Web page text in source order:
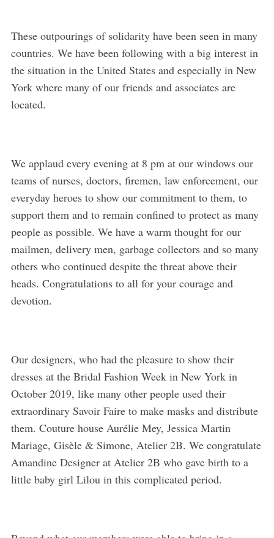
These outpourings of solidarity have been seen in many
countries. We have been following with a big interest in
the situation in the United States and especially in New
York where many of our friends and associates are
located.
We applaud every evening at 8 pm at our windows our
teams of nurses, doctors, firemen, law enforcement, our
everyday heroes to show our commitment to them, to
support them and to remain confined to protect as many
people as possible. We have a warm thought for our
mailmen, delivery men, garbage collectors and so many
others who continued despite the threat above their
heads. Congratulations to all for your courage and
devotion.
Our designers, who had the pleasure to show their
dresses at the Bridal Fashion Week in New York in
October 2019, like many other people used their
extraordinary Savoir Faire to make masks and distribute
them. Couture house Aurélie Mey, Jessica Martin
Mariage, Gisèle & Simone, Atelier 2B. We congratulate
Amandine Designer at Atelier 2B who gave birth to a
little baby girl Lilou in this complicated period.